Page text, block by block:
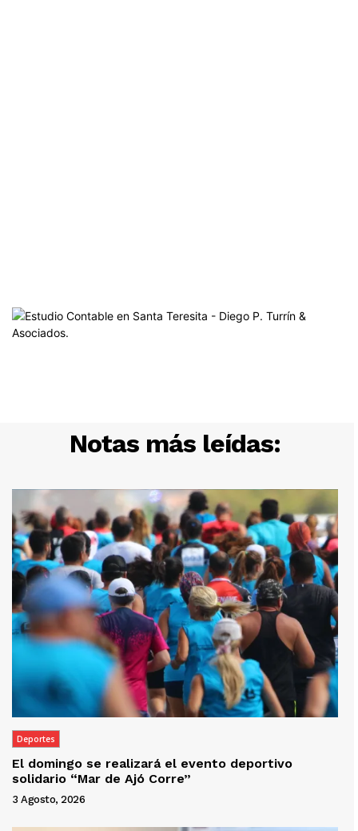
Notas más leídas:
Deportes
El domingo se realizará el evento deportivo
solidario “Mar de Ajó Corre”
3 Agosto, 2026